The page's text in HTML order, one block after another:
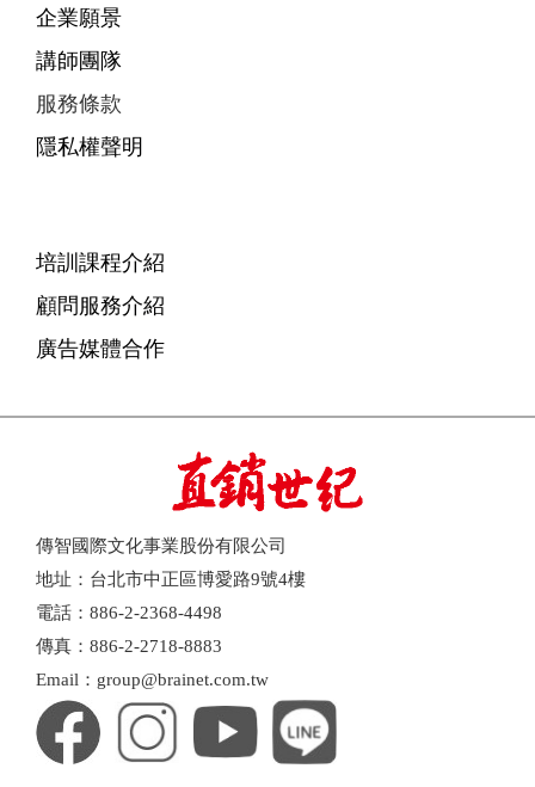
企業願景
講師團隊
服務條款
隱私權聲明
培訓課程介紹
顧問服務介紹
廣告媒體合作
傳智國際文化事業股份有限公司
地址：台北市中正區博愛路9號4樓
電話：886-2-2368-4498
傳真：886-2-2718-8883
Email：group@brainet.com.tw